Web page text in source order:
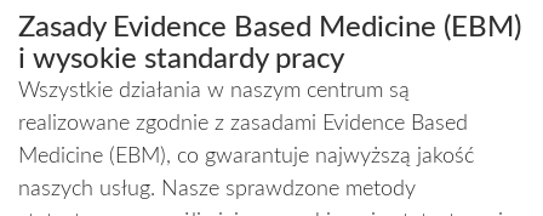
Zasady Evidence Based Medicine (EBM)
i wysokie standardy pracy
Wszystkie działania w naszym centrum są
realizowane zgodnie z zasadami Evidence Based
Medicine (EBM), co gwarantuje najwyższą jakość
naszych usług. Nasze sprawdzone metody